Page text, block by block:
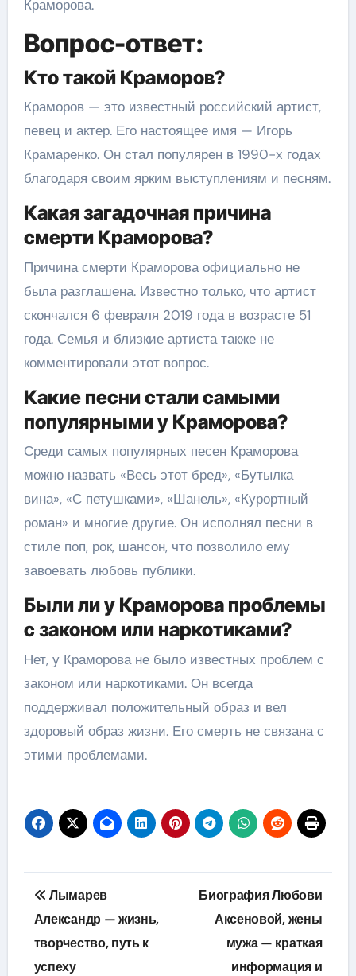
Краморова.
Вопрос-ответ:
Кто такой Краморов?
Краморов — это известный российский артист,
певец и актер. Его настоящее имя — Игорь
Крамаренко. Он стал популярен в 1990-х годах
благодаря своим ярким выступлениям и песням.
Какая загадочная причина
смерти Краморова?
Причина смерти Краморова официально не
была разглашена. Известно только, что артист
скончался 6 февраля 2019 года в возрасте 51
года. Семья и близкие артиста также не
комментировали этот вопрос.
Какие песни стали самыми
популярными у Краморова?
Среди самых популярных песен Краморова
можно назвать «Весь этот бред», «Бутылка
вина», «С петушками», «Шанель», «Курортный
роман» и многие другие. Он исполнял песни в
стиле поп, рок, шансон, что позволило ему
завоевать любовь публики.
Были ли у Краморова проблемы
с законом или наркотиками?
Нет, у Краморова не было известных проблем с
законом или наркотиками. Он всегда
поддерживал положительный образ и вел
здоровый образ жизни. Его смерть не связана с
этими проблемами.
Навигация
по
записям
Лымарев
Александр — жизнь,
творчество, путь к
успеху
Биография Любови
Аксеновой, жены
мужа — краткая
информация и